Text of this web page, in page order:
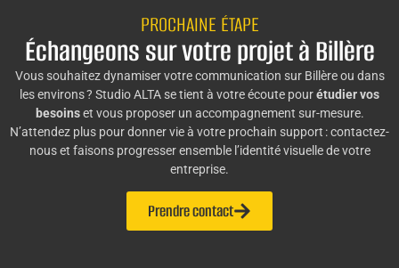
PROCHAINE ÉTAPE
Échangeons sur votre projet à Billère
Vous souhaitez dynamiser votre communication sur Billère ou dans
les environs ? Studio ALTA se tient à votre écoute pourétudier vos
besoinset vous proposer un accompagnement sur-mesure.
N’attendez plus pour donner vie à votre prochain support : contactez-
nous et faisons progresser ensemble l’identité visuelle de votre
entreprise.
Prendre contact